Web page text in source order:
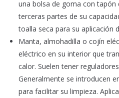
una bolsa de goma con tapón
terceras partes de su
toalla seca para su aplicación
Manta, almohadilla o cojín
eléctrico en su interior que
calor. Suelen tener
Generalmente se introducen
para facilitar su limpieza.